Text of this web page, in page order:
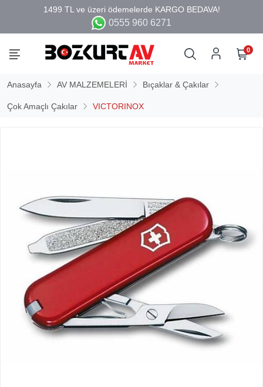
0555 960 6271
0
Anasayfa AV MALZEMELERİ Bıçaklar & Çakılar
Çok Amaçlı Çakılar VICTORINOX